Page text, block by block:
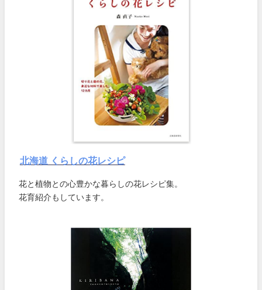
北海道 くらしの花レシピ
花と植物との心豊かな暮らしの花レシピ集。
花育紹介もしています。